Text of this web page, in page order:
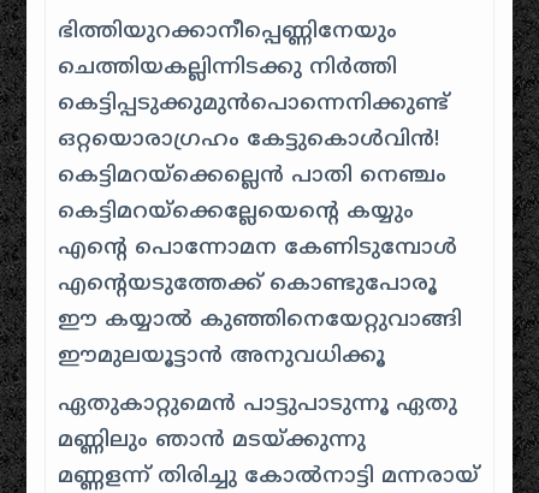
ഭിത്തിയുറക്കാനീപ്പെണ്ണിനേയും
ചെത്തിയകല്ലിന്നിടക്കു നിര്‍ത്തി
കെട്ടിപ്പടുക്കുമുന്‍പൊന്നെനിക്കുണ്ട്
ഒറ്റയൊരാഗ്രഹം കേട്ടുകൊള്‍വിന്‍!
കെട്ടിമറയ്‌ക്കെല്ലെന്‍ പാതി നെഞ്ചം
കെട്ടിമറയ്‌ക്കെല്ലേയെന്റെ കയ്യും
എന്റെ പൊന്നോമന കേണിടുമ്പോള്‍
എന്റെയടുത്തേക്ക് കൊണ്ടുപോരൂ
ഈ കയ്യാല്‍ കുഞ്ഞിനെയേറ്റുവാങ്ങി
ഈമുലയൂട്ടാന്‍ അനുവധിക്കൂ
ഏതുകാറ്റുമെന്‍ പാട്ടുപാടുന്നൂ ഏതു
മണ്ണിലും ഞാന്‍ മടയ്ക്കുന്നു
മണ്ണളന്ന് തിരിച്ചു കോല്‍നാട്ടി മന്നരായ്